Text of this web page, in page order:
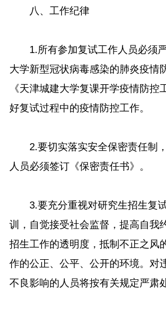
八、工作纪律
1.所有参加复试工作人员必须严
大学新型冠状病毒感染的肺炎疫情
《天津城建大学复课开学疫情防控
好复试过程中的疫情防控工作。
2.要切实落实安全保密责任制，
人员必须签订《保密责任书》。
3.要充分重视对研究生招生复
训，自觉接受社会监督，提高自我
招生工作的透明度，抵制不正之风
作的公正、公平、公开的环境。对
不良影响的人员将按有关规定严肃